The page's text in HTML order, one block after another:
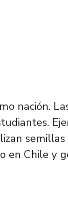
nación.
en Chile y